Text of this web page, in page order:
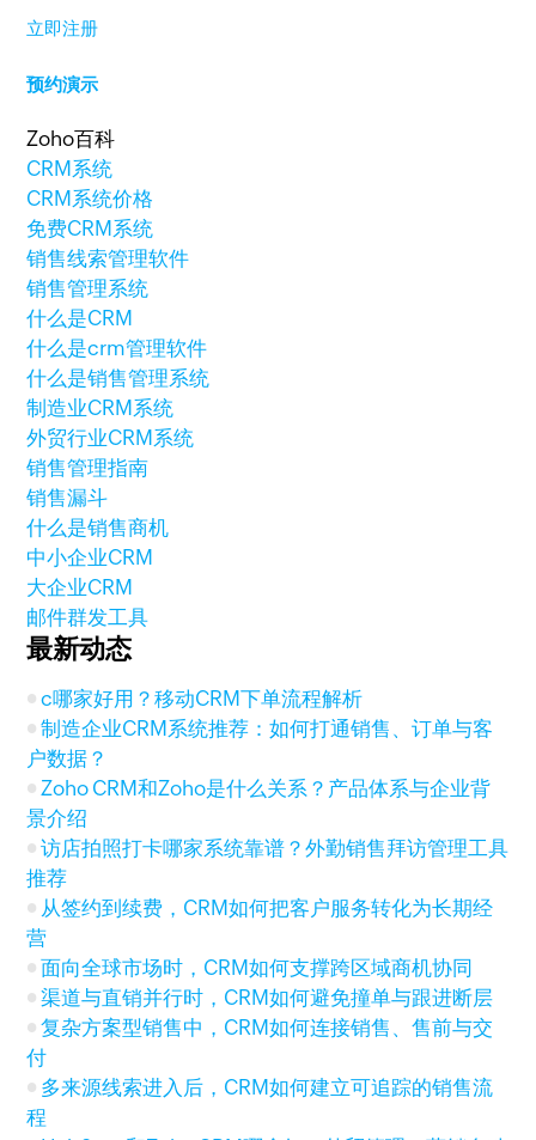
立即注册
预约演示
Zoho百科
CRM系统
CRM系统价格
免费CRM系统
销售线索管理软件
销售管理系统
什么是CRM
什么是crm管理软件
什么是销售管理系统
制造业CRM系统
外贸行业CRM系统
销售管理指南
销售漏斗
什么是销售商机
中小企业CRM
大企业CRM
邮件群发工具
最新动态
c哪家好用？移动CRM下单流程解析
制造企业CRM系统推荐：如何打通销售、订单与客
户数据？
Zoho CRM和Zoho是什么关系？产品体系与企业背
景介绍
访店拍照打卡哪家系统靠谱？外勤销售拜访管理工具
推荐
从签约到续费，CRM如何把客户服务转化为长期经
营
面向全球市场时，CRM如何支撑跨区域商机协同
渠道与直销并行时，CRM如何避免撞单与跟进断层
复杂方案型销售中，CRM如何连接销售、售前与交
付
多来源线索进入后，CRM如何建立可追踪的销售流
程